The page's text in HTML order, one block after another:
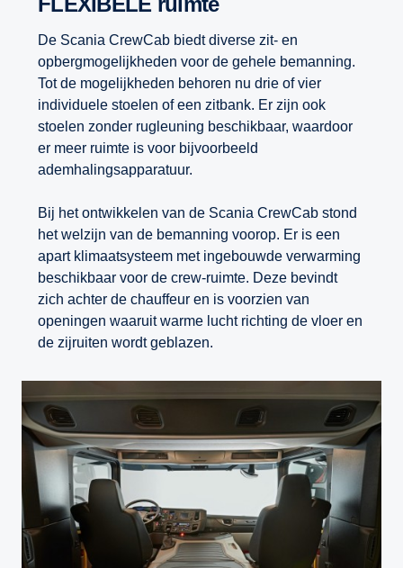
De Scania CrewCab biedt diverse zit- en
opbergmogelijkheden voor de gehele bemanning.
Tot de mogelijkheden behoren nu drie of vier
individuele stoelen of een zitbank. Er zijn ook
stoelen zonder rugleuning beschikbaar, waardoor
er meer ruimte is voor bijvoorbeeld
ademhalingsapparatuur.
Bij het ontwikkelen van de Scania CrewCab stond
het welzijn van de bemanning voorop. Er is een
apart klimaatsysteem met ingebouwde verwarming
beschikbaar voor de crew-ruimte. Deze bevindt
zich achter de chauffeur en is voorzien van
openingen waaruit warme lucht richting de vloer en
de zijruiten wordt geblazen.